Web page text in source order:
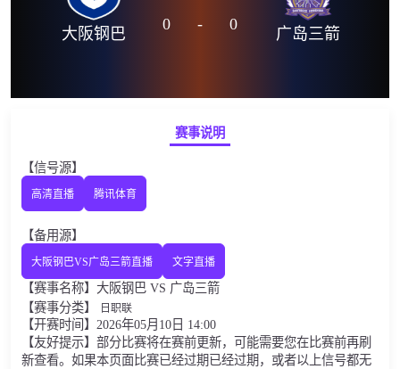
大阪钢巴
0 - 0
广岛三箭
赛事说明
【信号源】
高清直播 腾讯体育
【备用源】
大阪钢巴VS广岛三箭直播 文字直播
【赛事名称】大阪钢巴 VS 广岛三箭
【赛事分类】
日职联
【开赛时间】2026年05月10日 14:00
【友好提示】部分比赛将在赛前更新，可能需要您在比赛前再刷
新查看。如果本页面比赛已经过期已经过期，或者以上信号都无